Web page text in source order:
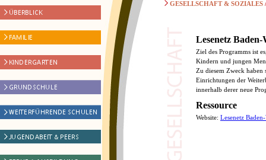
GESELLSCHAFT & SOZIALES
Lesenetz
Ziel des Programms ist
Kindern und jungen
Zu diesem Zweck
Einrichtungen der
innerhalb derer neue
Ressource
Website: Lesenetz